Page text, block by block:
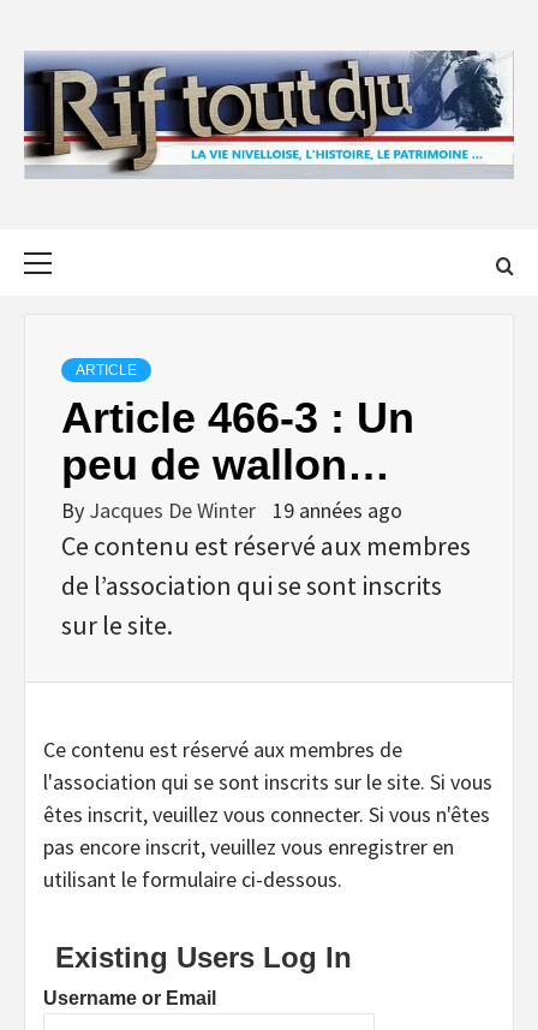
content
ARTICLE
Article 466-3 : Un
peu de wallon…
By Jacques De Winter 19 années ago
Ce contenu est réservé aux membres
de l’association qui se sont inscrits
sur le site.
Ce contenu est réservé aux membres de
l'association qui se sont inscrits sur le site. Si vous
êtes inscrit, veuillez vous connecter. Si vous n'êtes
pas encore inscrit, veuillez vous enregistrer en
utilisant le formulaire ci-dessous.
Existing Users Log In
Username or Email